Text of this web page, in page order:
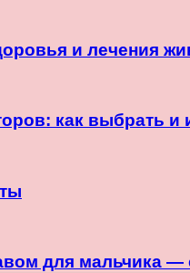
и лечения
как выбрать и
для мальчика